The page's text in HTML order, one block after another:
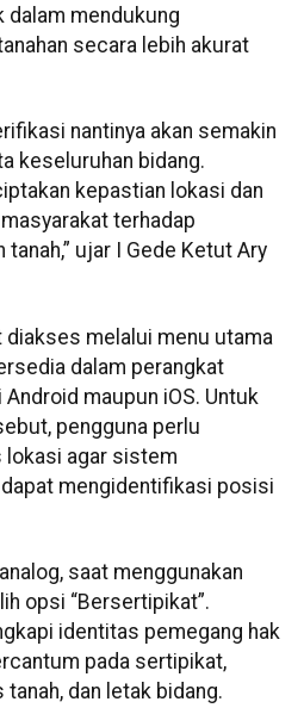
dalam mendukung
secara lebih akurat
nantinya akan semakin
keseluruhan bidang.
kepastian lokasi dan
terhadap
ujar I Gede Ketut Ary
melalui menu utama
dalam perangkat
maupun iOS. Untuk
pengguna perlu
lokasi agar sistem
mengidentifikasi posisi
saat menggunakan
opsi “Bersertipikat”.
identitas pemegang hak
pada sertipikat,
dan letak bidang.